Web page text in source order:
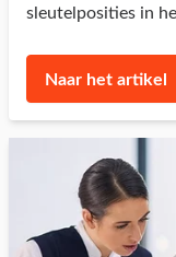
sleutelposities in
Naar het artikel